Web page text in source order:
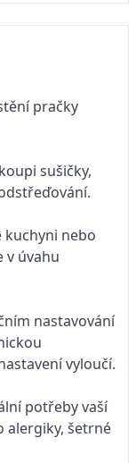
pračky
sušičky,
kuchyni nebo
v úvahu
nastavování
vyloučí.
potřeby vaší
alergiky, šetrné